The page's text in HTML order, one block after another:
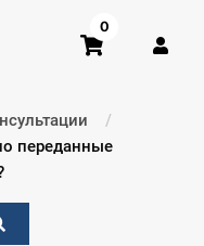
0
переданные